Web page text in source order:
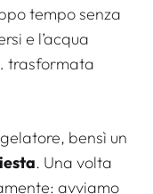
tempo senza
e l’acqua
trasformata
bensì un
. Una volta
avviamo